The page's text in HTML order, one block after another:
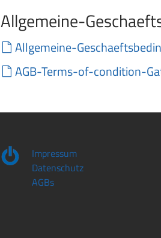
Allgemeine-
Allgemeine-
AGB-Terms-of-condition-
Impressum
Datenschutz
AGBs